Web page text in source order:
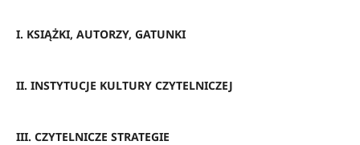
I. KSIĄŻKI, AUTORZY, GATUNKI
II. INSTYTUCJE KULTURY CZYTELNICZEJ
III. CZYTELNICZE STRATEGIE